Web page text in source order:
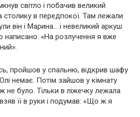
світло і побачив великий
в передпокої. Там лежали
він і Марина… і невеликий аркуш
написано: «На розлучення я вже
пройшов у спальню, відкрив шафу
немає. Потім зайшов у кімнату
не було. Тільки в ліжечку лежала
її в руки і подумав: «Що ж я